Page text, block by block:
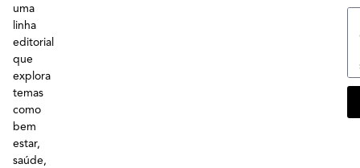
uma
linha
editorial
que
explora
temas
como
bem
estar,
saúde,